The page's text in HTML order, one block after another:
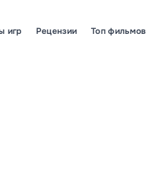
игр Рецензии Топ фильмов